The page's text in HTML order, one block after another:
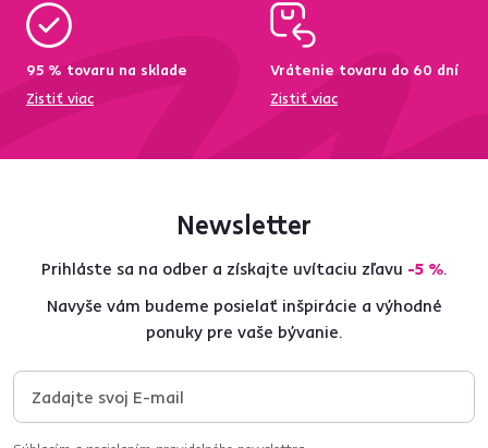
95 % tovaru na sklade
Zistiť viac
Vrátenie tovaru do 60 dní
Zistiť viac
Newsletter
Prihláste sa na odber a získajte uvítaciu zľavu -5 %.
Navyše vám budeme posielať inšpirácie a výhodné
ponuky pre vaše bývanie.